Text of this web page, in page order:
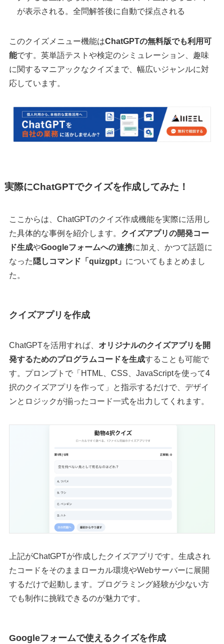
が表示される。全問解答後に自動で採点される
このクイズメニュー機能はChatGPTの無料版でも利用可
能です。英単語テストや検定のシミュレーション、趣味
に関するマニアックなクイズまで、幅広いジャンルに対
応しています。
実際にChatGPTでクイズを作成してみた！
ここからは、ChatGPTのクイズ作成機能を実際に活用し
た具体的な事例を紹介します。 クイズアプリの開発コー
ド生成やGoogleフォームへの連携に加え、かつて話題に
なった 隠しコマンド「quizgpt」 についてもまとめまし
た。
クイズアプリを作成
ChatGPTを活用すれば、 オリジナルのクイズアプリを開
発するためのプログラムコードを生成することも可能で
す。プロンプトで「HTML、CSS、JavaScriptを使って4
択のクイズアプリを作って」と指示するだけで、デザイ
ンとロジックが揃ったコード一式を出力してくれます。
上記がChatGPTが作成したクイズアプリです。生成され
たコードをそのままローカル環境やWebサーバーに展開
するだけで起動します。プログラミング経験が少ない方
でも制作に挑戦できるのが魅力です。
Googleフォームで使えるクイズを作成